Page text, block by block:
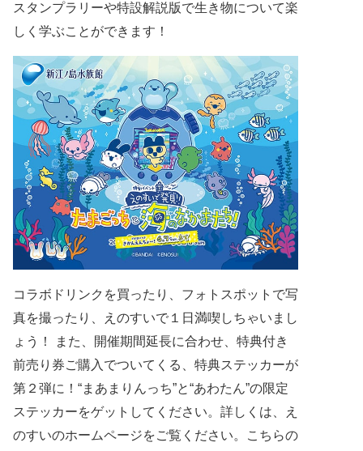
スタンプラリーや特設解説版で生き物について楽
しく学ぶことができます！
コラボドリンクを買ったり、フォトスポットで写
真を撮ったり、
えのすいで１日満喫しちゃいまし
ょう！
また、開催期間延長に合わせ、特典付き
前売り券ご購入でついてくる、 特典ステッカーが
第２弾に！ “まあまりんっち”と“あわたん”の限定
ステッカーをゲットしてください。 詳しくは、え
のすいのホームページをご覧ください。
こちらの